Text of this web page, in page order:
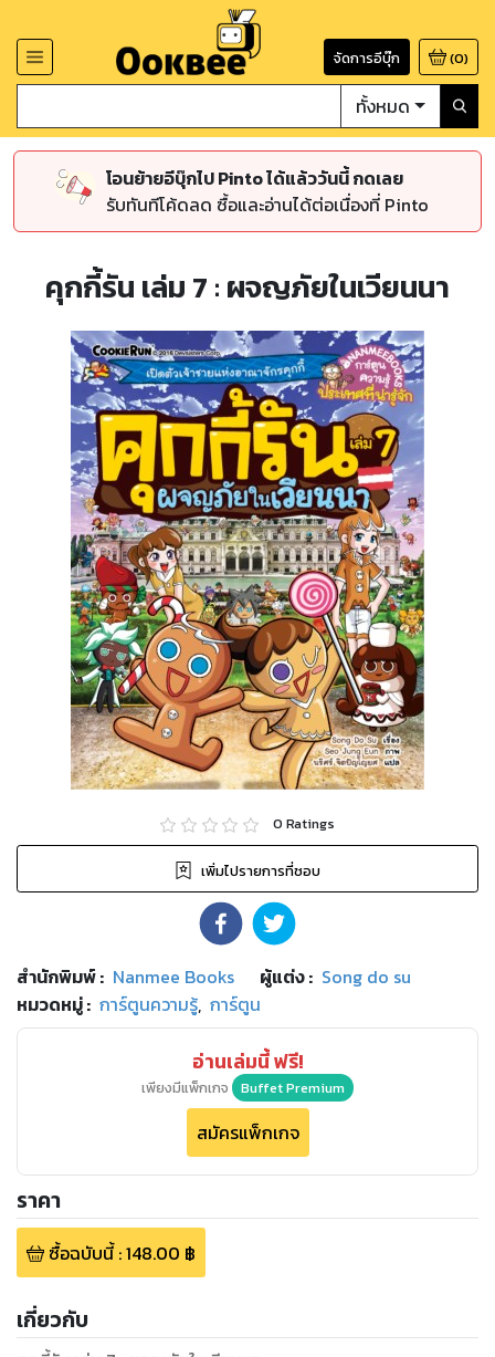
จัดการอีบุ๊ก (0)
ทั้งหมด
โอนย้ายอีบุ๊กไป Pinto ได้แล้ววันนี้ กดเลย
รับทันทีโค้ดลด ซื้อและอ่านได้ต่อเนื่องที่ Pinto
คุกกี้รัน เล่ม 7 : ผจญภัยในเวียนนา
0 Ratings
เพิ่มไปรายการที่ชอบ
สำนักพิมพ์: Nanmee Books ผู้แต่ง : Song do su
หมวดหมู่: การ์ตูนความรู้, การ์ตูน
อ่านเล่มนี้ ฟรี!
เพียงมีแพ็กเกจ Buffet Premium
สมัครแพ็กเกจ
ราคา
ซื้อฉบับนี้:148.00 ฿
เกี่ยวกับ